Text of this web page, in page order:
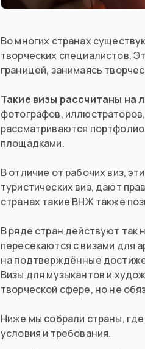
Во многих странах
творческих специалистов.
границей, занимаясь
Такие визы рассчитаны на
фотографов,
рассматриваются
площадками.
В отличие от рабочих виз,
туристических виз, дают
странах такие ВНЖ также
В ряде стран действуют так
пересекаются с визами для
на подтверждённые
Визы для музыкантов и
творческой сфере, но не
Ниже мы собрали страны,
условия и требования.